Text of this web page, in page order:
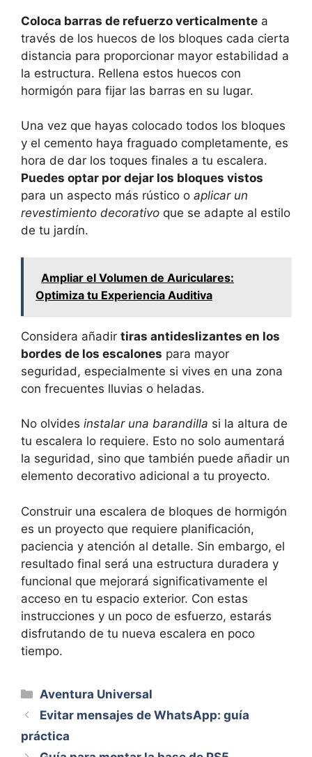
Coloca barras de refuerzo verticalmente a
través de los huecos de los bloques cada cierta
distancia para proporcionar mayor estabilidad a
la estructura. Rellena estos huecos con
hormigón para fijar las barras en su lugar.
Una vez que hayas colocado todos los bloques
y el cemento haya fraguado completamente, es
hora de dar los toques finales a tu escalera.
Puedes optar por dejar los bloques vistos
para un aspecto más rústico o aplicar un
revestimiento decorativo que se adapte al estilo
de tu jardín.
Ampliar el Volumen de Auriculares:
Optimiza tu Experiencia Auditiva
Considera añadir tiras antideslizantes en los
bordes de los escalones para mayor
seguridad, especialmente si vives en una zona
con frecuentes lluvias o heladas.
No olvides instalar una barandilla si la altura de
tu escalera lo requiere. Esto no solo aumentará
la seguridad, sino que también puede añadir un
elemento decorativo adicional a tu proyecto.
Construir una escalera de bloques de hormigón
es un proyecto que requiere planificación,
paciencia y atención al detalle. Sin embargo, el
resultado final será una estructura duradera y
funcional que mejorará significativamente el
acceso en tu espacio exterior. Con estas
instrucciones y un poco de esfuerzo, estarás
disfrutando de tu nueva escalera en poco
tiempo.
Categorías
Aventura Universal
Evitar mensajes de WhatsApp: guía
práctica